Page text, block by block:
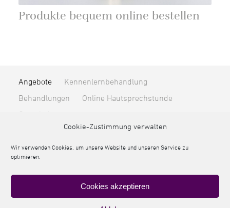
Cookie-Zustimmung verwalten
Wir verwenden Cookies, um unsere Website und unseren Service zu
optimieren.
Cookies akzeptieren
Produkte bequem online bestellen
Angebote
Kennenlernbehandlung
Behandlungen
Online Hautsprechstunde
Gutscheine
Unternehmen
Über mich
Blog & News
Kontakt
Online-Terminvereinbarung